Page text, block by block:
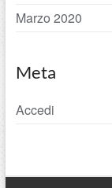
Marzo 2020
Meta
Accedi